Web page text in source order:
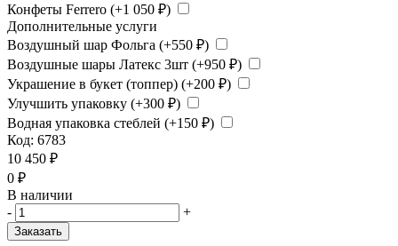
Конфеты Ferrero (+1 050 ₽)
Дополнительные услуги
Воздушный шар Фольга (+550 ₽)
Воздушные шары Латекс 3шт (+950 ₽)
Украшение в букет (топпер) (+200 ₽)
Улучшить упаковку (+300 ₽)
Водная упаковка стеблей (+150 ₽)
Код: 6783
10 450 ₽
0 ₽
В наличии
-
+
Заказать